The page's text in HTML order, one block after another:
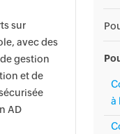
sur
avec des
gestion
et de
AD
à